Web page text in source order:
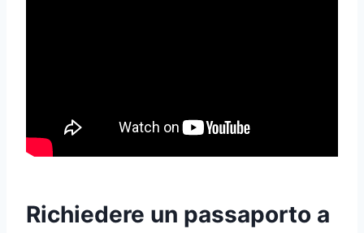
Richiedere un passaporto a